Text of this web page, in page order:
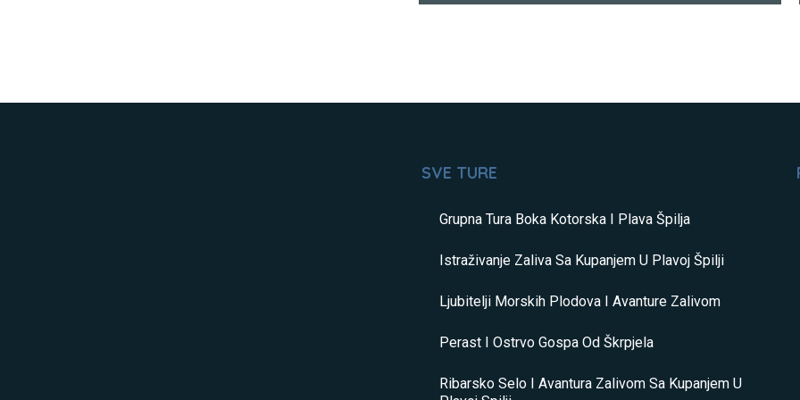
SVE TURE
Grupna Tura Boka Kotorska I Plava Špilja
Istraživanje Zaliva Sa Kupanjem U Plavoj Špilji
Ljubitelji Morskih Plodova I Avanture Zalivom
Perast I Ostrvo Gospa Od Škrpjela
Ribarsko Selo I Avantura Zalivom Sa Kupanjem U